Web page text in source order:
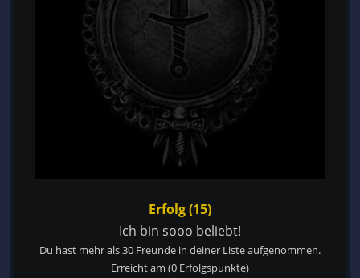
Erfolg (15)
Ich bin sooo beliebt!
Du hast mehr als 30 Freunde in deiner Liste aufgenommen.
Erreicht am (0 Erfolgspunkte)